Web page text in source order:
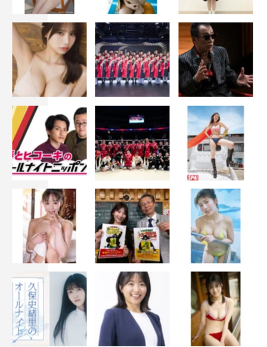
川口春奈
志尊淳 コメント
雅の役柄に合わせて髪型を明るくしたら、完成まで7時間